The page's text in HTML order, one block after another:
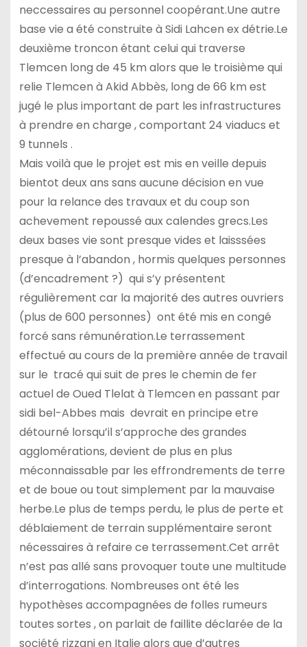
neccessaires au personnel coopérant.Une autre
base vie a été construite à Sidi Lahcen ex détrie.Le
deuxième troncon étant celui qui traverse
Tlemcen long de 45 km alors que le troisième qui
relie Tlemcen à Akid Abbès, long de 66 km est
jugé le plus important de part les infrastructures
à prendre en charge , comportant 24 viaducs et
9 tunnels .
Mais voilà que le projet est mis en veille depuis
bientot deux ans sans aucune décision en vue
pour la relance des travaux et du coup son
achevement repoussé aux calendes grecs.Les
deux bases vie sont presque vides et laisssées
presque à l’abandon , hormis quelques personnes
(d’encadrement ?) qui s’y présentent
régulièrement car la majorité des autres ouvriers
(plus de 600 personnes) ont été mis en congé
forcé sans rémunération.Le terrassement
effectué au cours de la première année de travail
sur le tracé qui suit de pres le chemin de fer
actuel de Oued Tlelat à Tlemcen en passant par
sidi bel-Abbes mais devrait en principe etre
détourné lorsqu’il s’approche des grandes
agglomérations, devient de plus en plus
méconnaissable par les effrondrements de terre
et de boue ou tout simplement par la mauvaise
herbe.Le plus de temps perdu, le plus de perte et
déblaiement de terrain supplémentaire seront
nécessaires à refaire ce terrassement.Cet arrêt
n’est pas allé sans provoquer toute une multitude
d’interrogations. Nombreuses ont été les
hypothèses accompagnées de folles rumeurs
toutes sortes , on parlait de faillite déclarée de la
société rizzani en Italie alors que d’autres